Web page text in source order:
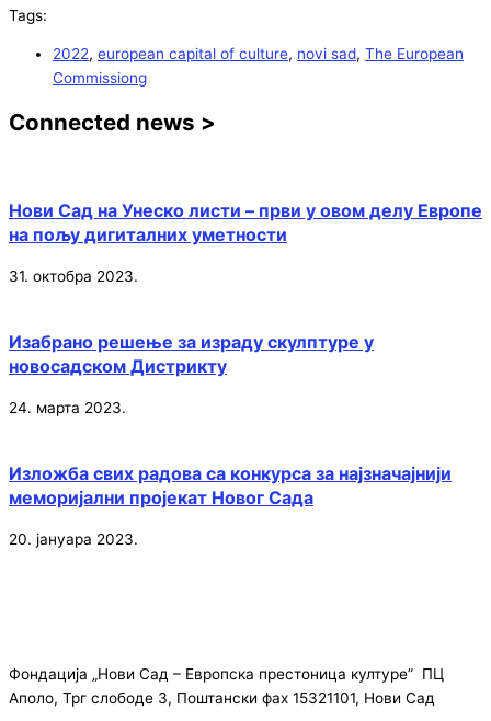
Tags:
2022, european capital of culture, novi sad, The European
Commissiong
Connected news >
Нови Сад на Унеско листи – први у овом делу Европе
на пољу дигиталних уметности
31. октобра 2023.
Изабрано решење за израду скулптуре у
новосадском Дистрикту
24. марта 2023.
Изложба свих радова са конкурса за најзначајнији
меморијални пројекат Новог Сада
20. јануара 2023.
Фондација „Нови Сад – Европска престоница културе” ПЦ
Аполо, Трг слободе 3, Поштански фах 15321101, Нови Сад